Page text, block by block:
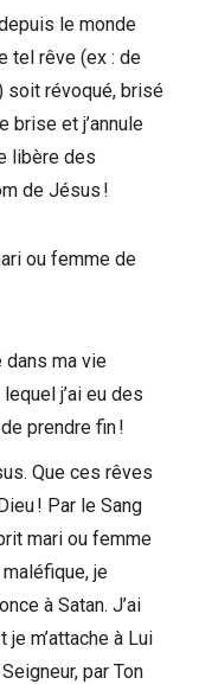
le monde
tel rêve (ex : de
soit révoqué, brisé
brise et j’annule
libère des
de Jésus !
ou femme de
dans ma vie
j’ai eu des
prendre fin !
Que ces rêves
! Par le Sang
mari ou femme
je
à Satan. J’ai
m’attache à Lui
par Ton